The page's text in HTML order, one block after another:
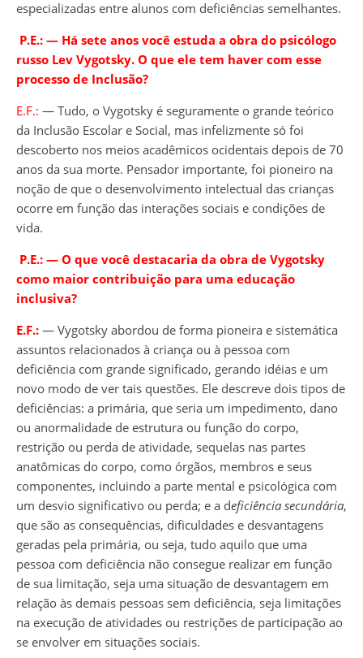
especializadas entre alunos com deficiências semelhantes.
P.E.: ― Há sete anos você estuda a obra do psicólogo
russo Lev Vygotsky. O que ele tem haver com esse
processo de Inclusão?
E.F.: ― Tudo, o Vygotsky é seguramente o grande teórico
da Inclusão Escolar e Social, mas infelizmente só foi
descoberto nos meios acadêmicos ocidentais depois de 70
anos da sua morte. Pensador importante, foi pioneiro na
noção de que o desenvolvimento intelectual das crianças
ocorre em função das interações sociais e condições de
vida.
P.E.: ― O que você destacaria da obra de Vygotsky
como maior contribuição para uma educação
inclusiva?
E.F.: ― Vygotsky abordou de forma pioneira e sistemática
assuntos relacionados à criança ou à pessoa com
deficiência com grande significado, gerando idéias e um
novo modo de ver tais questões. Ele descreve dois tipos de
deficiências: a primária, que seria um impedimento, dano
ou anormalidade de estrutura ou função do corpo,
restrição ou perda de atividade, sequelas nas partes
anatômicas do corpo, como órgãos, membros e seus
componentes, incluindo a parte mental e psicológica com
um desvio significativo ou perda; e a deficiência secundária,
que são as consequências, dificuldades e desvantagens
geradas pela primária, ou seja, tudo aquilo que uma
pessoa com deficiência não consegue realizar em função
de sua limitação, seja uma situação de desvantagem em
relação às demais pessoas sem deficiência, seja limitações
na execução de atividades ou restrições de participação ao
se envolver em situações sociais.